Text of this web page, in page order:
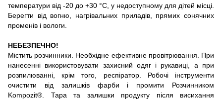
температури від -20 до +30 °С, у недоступному для дітей місці.
Берегти від вогню, нагрівальних приладів, прямих сонячних
променів і вологи.
НЕБЕЗПЕЧНО!
Містить розчинники. Необхідне ефективне провітрювання. При
нанесенні використовувати захисний одяг і рукавиці, а при
розпилюванні, крім того, респіратор. Робочі інструменти
очистити від залишків фарби і промити Розчинником
Kompozit®. Тара та залишки продукту після висихання